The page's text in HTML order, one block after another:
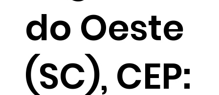
do Oeste
(SC), CEP: